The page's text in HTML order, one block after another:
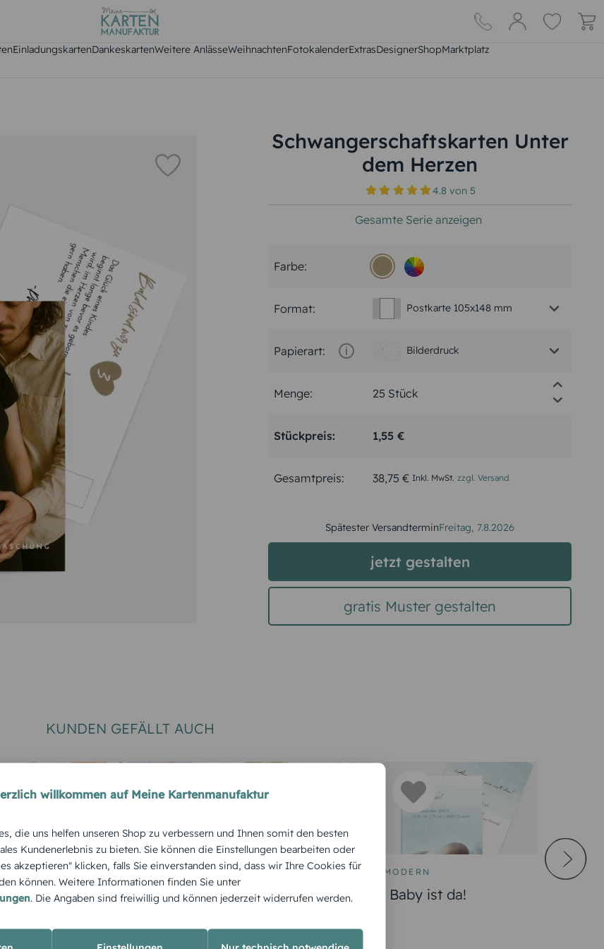
EinladungskartenDankeskartenWeitere AnlässeWeihnachtenFotokalenderExtrasDesignerShopMarktplatz
Schwangerschaftskarten Unter
dem Herzen
4.8von 5
Gesamte Serie anzeigen
Farbe:
Format: Postkarte 105x148 mm
Papierart: Bilderdruck
Menge:
Stückpreis: 1,55 €
Gesamtpreis: 38,75 € Inkl. MwSt. zzgl. Versand
Spätester VersandterminFreitag, 7.8.2026
jetzt gestalten
gratis Muster gestalten
KUNDEN GEFÄLLT AUCH
TIERE
Schildi
MODERN
Schiefer
MODERN
Baby ist da!
willkommen auf Meine Kartenmanufaktur
die uns helfen unseren Shop zu verbessern und Ihnen somit den besten
Kundenerlebnis zu bieten. Sie können die Einstellungen bearbeiten oder
akzeptieren" klicken, falls Sie einverstanden sind, dass wir Ihre Cookies für
können. Weitere Informationen finden Sie unter
. Die Angaben sind freiwillig und können jederzeit widerrufen werden.